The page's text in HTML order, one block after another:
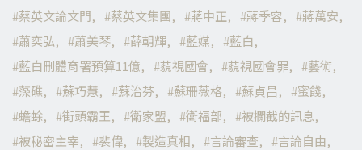
蔡英文論文門
蔡英文集團 蔣中正 蔣季容
蔣萬安
蕭奕弘
蕭美琴 薛朝輝 藍媒
藍白
藍白刪體育署預算11億
藐視國會 藐視國會罪
藝術
藻礁
蘇巧慧 蘇治芬 蘇珊薇格 蘇貞昌
蜜餞
蟾蜍
街頭霸王 衛家盟 衛福部
被攔截的訊息
被秘密主宰
裴偉 製造真相 言論審查
言論自由